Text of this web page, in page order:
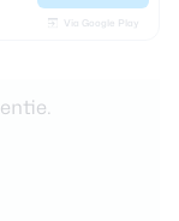
Via Google Play